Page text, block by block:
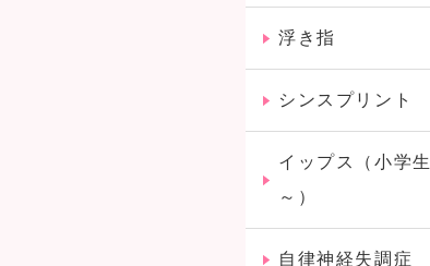
浮き指
シンスプリント
イップス（小学生
～）
自律神経失調症